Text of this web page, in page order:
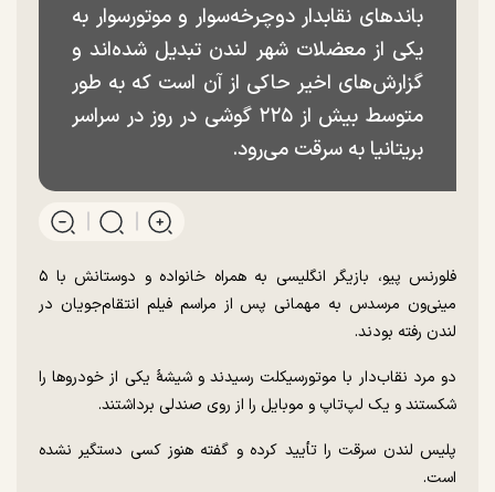
باند‌های نقابدار دوچرخه‌سوار و موتورسوار به
یکی از معضلات شهر لندن تبدیل شده‌اند و
گزارش‌های اخیر حاکی از آن است که به طور
متوسط بیش از ۲۲۵ گوشی در روز در سراسر
بریتانیا به سرقت می‌رود.
فلورنس پیو، بازیگر انگلیسی به همراه خانواده و دوستانش با ۵
مینی‌ون مرسدس به مهمانی پس از مراسم فیلم انتقام‌جویان در
لندن رفته بودند.
دو مرد نقاب‌دار با موتورسیکلت رسیدند و شیشهٔ یکی از خودرو‌ها را
شکستند و یک لپ‌تاپ و موبایل را از روی صندلی برداشتند.
پلیس لندن سرقت را تأیید کرده و گفته هنوز کسی دستگیر نشده
است.